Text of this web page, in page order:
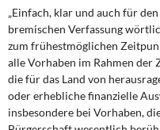
Steuer- und
Öffentliche
Eurokrise und
DIE LINKE
„Einfach, klar und auch für
bremischen Verfassung
zum frühestmöglichen
alle Vorhaben im Rahmen
die für das Land von
oder erhebliche finanzielle
insbesondere bei Vorhaben,